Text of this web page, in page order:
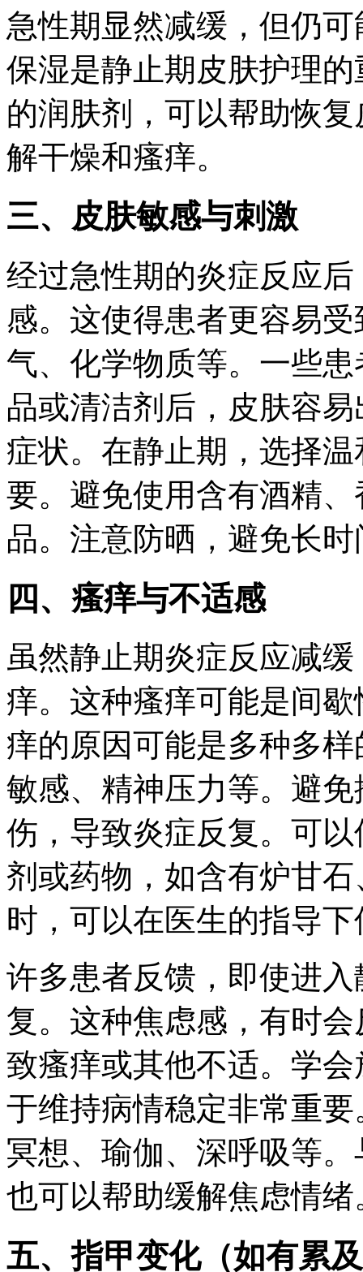
急性期显然减缓，但仍
保湿是静止期皮肤护理
的润肤剂，可以帮助恢
解干燥和瘙痒。
三、皮肤敏感与刺激
经过急性期的炎症反应
感。这使得患者更容易
气、化学物质等。一些
品或清洁剂后，皮肤容
症状。在静止期，选择
要。避免使用含有酒精
品。注意防晒，避免长
四、瘙痒与不适感
虽然静止期炎症反应减
痒。这种瘙痒可能是间
痒的原因可能是多种多
敏感、精神压力等。避
伤，导致炎症反复。可
剂或药物，如含有炉甘
时，可以在医生的指导
许多患者反馈，即使进
复。这种焦虑感，有时
致瘙痒或其他不适。学
于维持病情稳定非常重
冥想、瑜伽、深呼吸等
也可以帮助缓解焦虑情绪
五、指甲变化（如有累